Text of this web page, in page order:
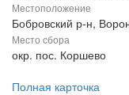
Местоположение
Бобровский р-н,
Место сбора
окр. пос. Коршево
Полная карточка